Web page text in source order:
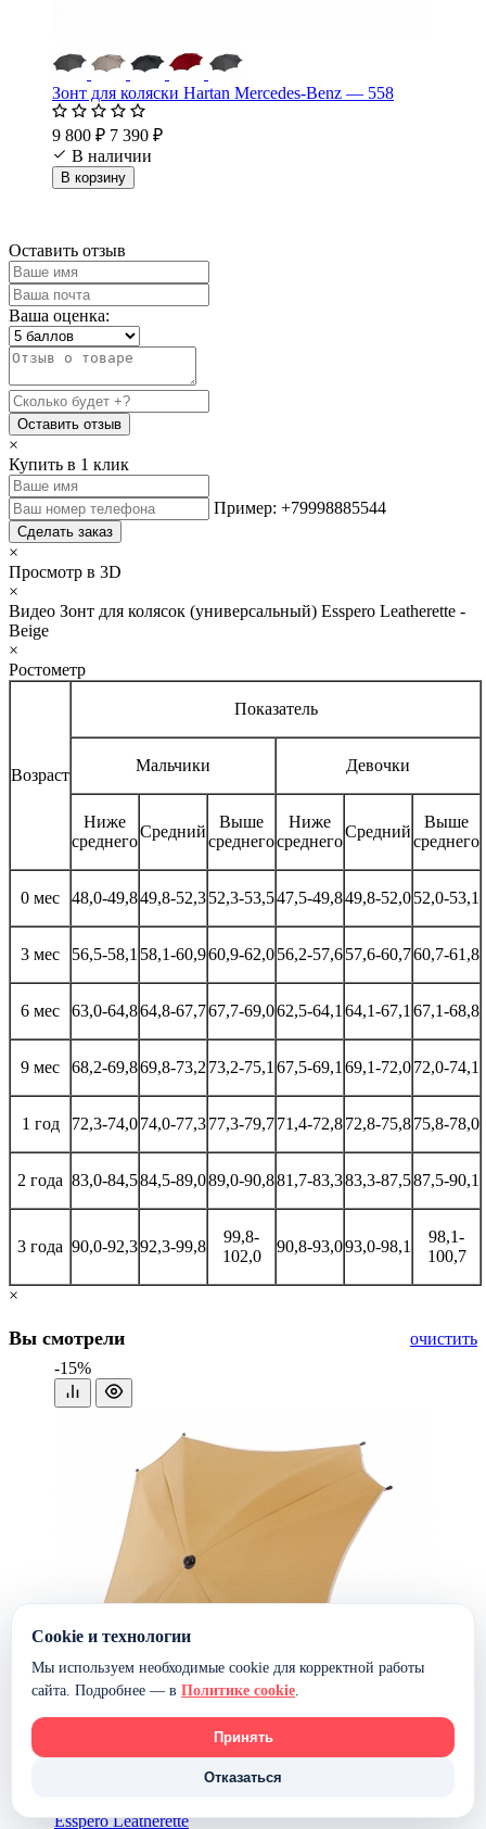
Зонт для коляски Hartan Mercedes-Benz — 558
9 800 ₽ 7 390 ₽
В наличии
В корзину
Оставить отзыв
Ваша оценка:
Оставить отзыв
×
Купить в 1 клик
Пример: +79998885544
Сделать заказ
×
Просмотр в 3D
×
Видео Зонт для колясок (универсальный) Esspero Leatherette -
Beige
×
Ростометр
Возраст
Показатель
Мальчики Девочки
Ниже
среднего
Средний
Выше
среднего
Ниже
среднего
Средний
Выше
среднего
0 мес 48,0-49,849,8-52,352,3-53,547,5-49,849,8-52,052,0-53,1
3 мес 56,5-58,1 58,1-60,960,9-62,056,2-57,657,6-60,760,7-61,8
6 мес 63,0-64,864,8-67,767,7-69,062,5-64,1 64,1-67,1 67,1-68,8
9 мес 68,2-69,869,8-73,2 73,2-75,1 67,5-69,1 69,1-72,072,0-74,1
1 год 72,3-74,074,0-77,377,3-79,771,4-72,872,8-75,875,8-78,0
2 года 83,0-84,584,5-89,089,0-90,881,7-83,383,3-87,587,5-90,1
3 года 90,0-92,392,3-99,8
99,8-
102,0
90,8-93,093,0-98,1
98,1-
100,7
×
Вы смотрели очистить
‹
-15%
Esspero Leatherette
Cookie и технологии
Мы используем необходимые cookie для корректной работы
сайта. Подробнее — в Политике cookie.
Принять
Отказаться